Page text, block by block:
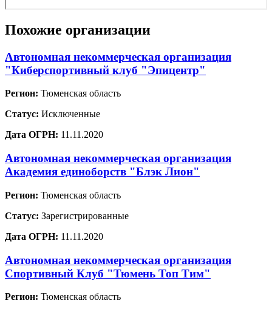
Похожие организации
Автономная некоммерческая организация
"Киберспортивный клуб "Эпицентр"
Регион: Тюменская область
Статус: Исключенные
Дата ОГРН: 11.11.2020
Автономная некоммерческая организация
Академия единоборств "Блэк Лион"
Регион: Тюменская область
Статус: Зарегистрированные
Дата ОГРН: 11.11.2020
Автономная некоммерческая организация
Спортивный Клуб "Тюмень Топ Тим"
Регион: Тюменская область